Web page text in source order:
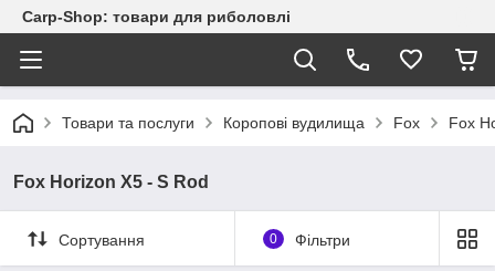
Carp-Shop: товари для риболовлі
Товари та послуги Коропові вудилища Fox Fox
Fox Horizon X5 - S Rod
Сортування 0 Фільтри